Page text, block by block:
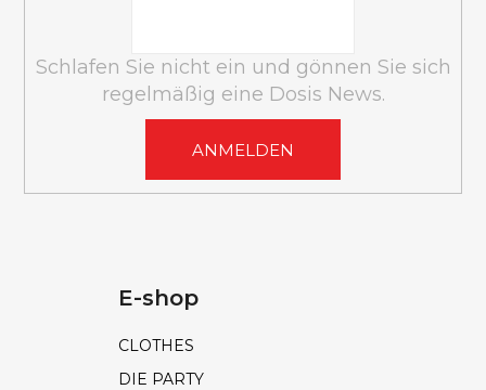
Schlafen Sie nicht ein und gönnen Sie sich
regelmäßig eine Dosis News.
ANMELDEN
E-shop
CLOTHES
DIE PARTY